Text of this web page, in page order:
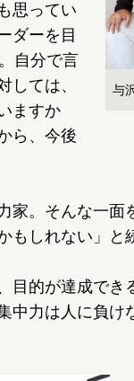
与
思ってい
ダーを目
自分で言
しては、
ますか
ら、今後
。そんな一面
しれない」と
目的が達成でき
中力は人に負け